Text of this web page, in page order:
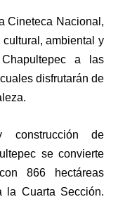
Cineteca Nacional,
ambiental y
a las
disfrutarán de
construcción de
se convierte
866 hectáreas
la Cuarta Sección.